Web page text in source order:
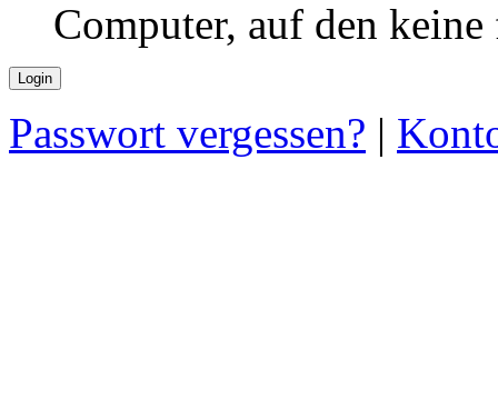
Computer, auf den
Passwort vergessen? |